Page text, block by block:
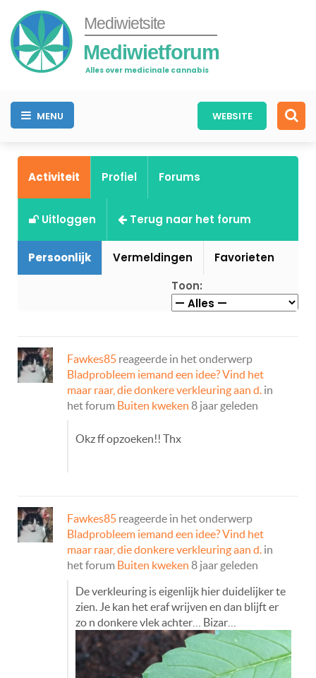
Mediwietsite
Mediwietforum
Alles over medicinale cannabis
MENU WEBSITE
Activiteit Profiel Forums
Uitloggen Terug naar het forum
Persoonlijk Vermeldingen
Favorieten
Toon:
Fawkes85 reageerde in het onderwerp
Bladprobleem iemand een idee? Vind het
maar raar, die donkere verkleuring aan d. in
het forum Buiten kweken 8 jaar geleden
Okz ff opzoeken!! Thx
Fawkes85 reageerde in het onderwerp
Bladprobleem iemand een idee? Vind het
maar raar, die donkere verkleuring aan d. in
het forum Buiten kweken 8 jaar geleden
De verkleuring is eigenlijk hier duidelijker te
zien. Je kan het eraf wrijven en dan blijft er
zo n donkere vlek achter… Bizar…